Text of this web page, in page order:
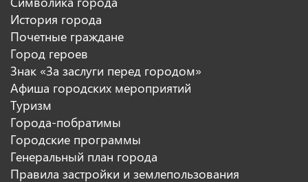
История города
Почетные граждане
Город героев
Знак «За заслуги перед городом»
Афиша городских мероприятий
Туризм
Города-побратимы
Городские программы
Генеральный план города
Правила застройки и землепользования